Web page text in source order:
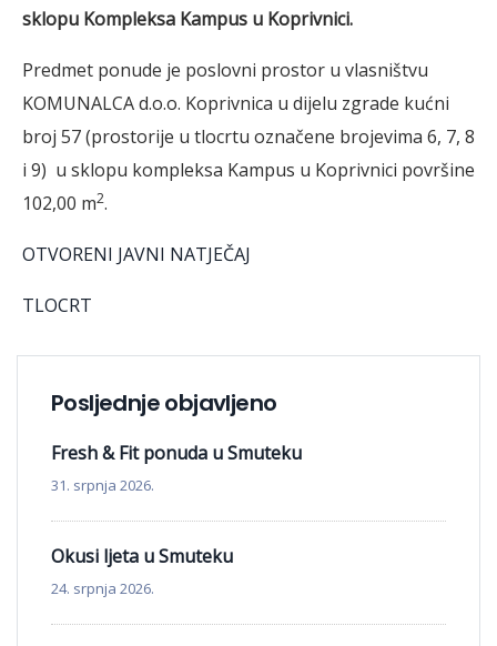
sklopu Kompleksa Kampus u Koprivnici.
Predmet ponude je poslovni prostor u vlasništvu
KOMUNALCA d.o.o. Koprivnica u dijelu zgrade kućni
broj 57 (prostorije u tlocrtu označene brojevima 6, 7, 8
i 9) u sklopu kompleksa Kampus u Koprivnici površine
102,00 m2.
OTVORENI JAVNI NATJEČAJ
TLOCRT
Posljednje objavljeno
Fresh & Fit ponuda u Smuteku
31. srpnja 2026.
Okusi ljeta u Smuteku
24. srpnja 2026.